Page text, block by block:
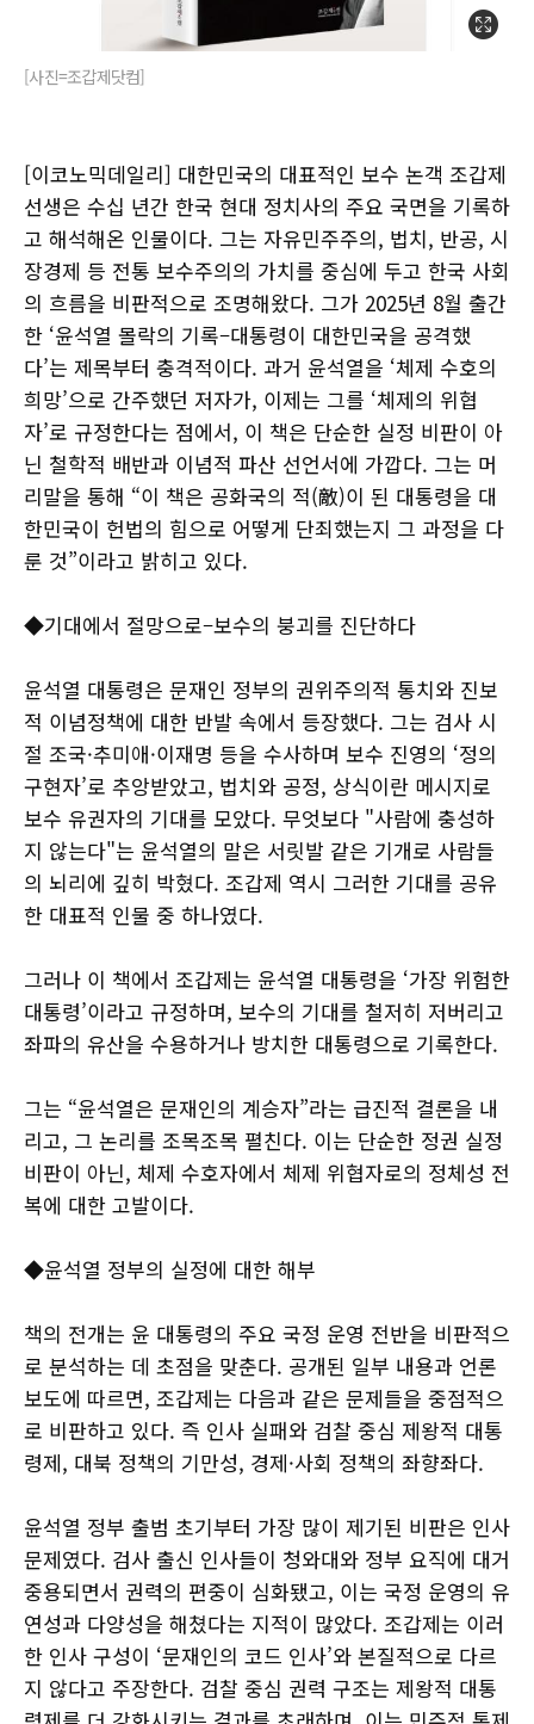
[사진=조갑제닷컴]
[이코노믹데일리] 대한민국의 대표적인 보수 논객 조갑제
선생은 수십 년간 한국 현대 정치사의 주요 국면을 기록하
고 해석해온 인물이다. 그는 자유민주주의, 법치, 반공, 시
장경제 등 전통 보수주의의 가치를 중심에 두고 한국 사회
의 흐름을 비판적으로 조명해왔다. 그가 2025년 8월 출간
한 ‘윤석열 몰락의 기록–대통령이 대한민국을 공격했
다’는 제목부터 충격적이다. 과거 윤석열을 ‘체제 수호의
희망’으로 간주했던 저자가, 이제는 그를 ‘체제의 위협
자’로 규정한다는 점에서, 이 책은 단순한 실정 비판이 아
닌 철학적 배반과 이념적 파산 선언서에 가깝다. 그는 머
리말을 통해 “이 책은 공화국의 적(敵)이 된 대통령을 대
한민국이 헌법의 힘으로 어떻게 단죄했는지 그 과정을 다
룬 것”이라고 밝히고 있다.
◆기대에서 절망으로–보수의 붕괴를 진단하다
윤석열 대통령은 문재인 정부의 권위주의적 통치와 진보
적 이념정책에 대한 반발 속에서 등장했다. 그는 검사 시
절 조국·추미애·이재명 등을 수사하며 보수 진영의 ‘정의
구현자’로 추앙받았고, 법치와 공정, 상식이란 메시지로
보수 유권자의 기대를 모았다. 무엇보다 "사람에 충성하
지 않는다"는 윤석열의 말은 서릿발 같은 기개로 사람들
의 뇌리에 깊히 박혔다. 조갑제 역시 그러한 기대를 공유
한 대표적 인물 중 하나였다.
그러나 이 책에서 조갑제는 윤석열 대통령을 ‘가장 위험한
대통령’이라고 규정하며, 보수의 기대를 철저히 저버리고
좌파의 유산을 수용하거나 방치한 대통령으로 기록한다.
그는 “윤석열은 문재인의 계승자”라는 급진적 결론을 내
리고, 그 논리를 조목조목 펼친다. 이는 단순한 정권 실정
비판이 아닌, 체제 수호자에서 체제 위협자로의 정체성 전
복에 대한 고발이다.
◆윤석열 정부의 실정에 대한 해부
책의 전개는 윤 대통령의 주요 국정 운영 전반을 비판적으
로 분석하는 데 초점을 맞춘다. 공개된 일부 내용과 언론
보도에 따르면, 조갑제는 다음과 같은 문제들을 중점적으
로 비판하고 있다. 즉 인사 실패와 검찰 중심 제왕적 대통
령제, 대북 정책의 기만성, 경제·사회 정책의 좌향좌다.
윤석열 정부 출범 초기부터 가장 많이 제기된 비판은 인사
문제였다. 검사 출신 인사들이 청와대와 정부 요직에 대거
중용되면서 권력의 편중이 심화됐고, 이는 국정 운영의 유
연성과 다양성을 해쳤다는 지적이 많았다. 조갑제는 이러
한 인사 구성이 ‘문재인의 코드 인사’와 본질적으로 다르
지 않다고 주장한다. 검찰 중심 권력 구조는 제왕적 대통